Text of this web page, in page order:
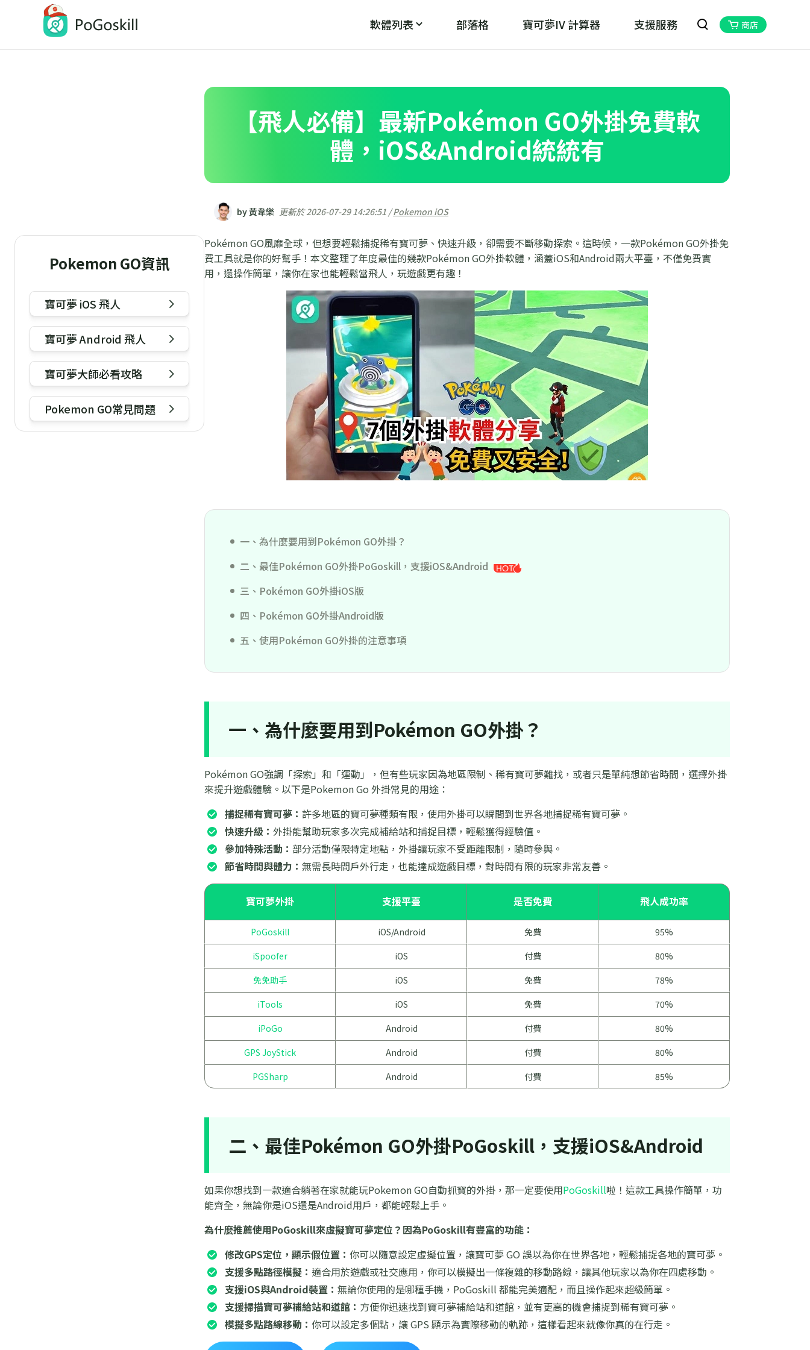
軟體列表
PoGoskill-Pokemon Go定位修改工具
破解「無法偵測目前位置12」 魔物獵人Now的最佳夥伴
部落格 寶可夢IV 計算器 支援服務 商店
Pokemon GO資訊
寶可夢 iOS 飛人
寶可夢 Android 飛人
寶可夢大師必看攻略
Pokemon GO常見問題
【飛人必備】最新Pokémon GO外掛免費軟
體，iOS&Android統統有
by 黃韋樂 更新於 2026-07-29 14:26:51 /Pokemon iOS
Pokémon GO風靡全球，但想要輕鬆捕捉稀有寶可夢、快速升級，卻需要不斷移動探索。這時候，一款Pokémon GO外掛免
費工具就是你的好幫手！本文整理了年度最佳的幾款Pokémon GO外掛軟體，涵蓋iOS和Android兩大平臺，不僅免費實
用，還操作簡單，讓你在家也能輕鬆當飛人，玩遊戲更有趣！
一、為什麼要用到Pokémon GO外掛？
二、最佳Pokémon GO外掛PoGoskill，支援iOS&Android
三、Pokémon GO外掛iOS版
四、Pokémon GO外掛Android版
五、使用Pokémon GO外掛的注意事項
一、為什麼要用到Pokémon GO外掛？
Pokémon GO強調「探索」和「運動」，但有些玩家因為地區限制、稀有寶可夢難找，或者只是單純想節省時間，選擇外掛
來提升遊戲體驗。以下是Pokemon Go 外掛常見的用途：
捕捉稀有寶可夢： 許多地區的寶可夢種類有限，使用外掛可以瞬間到世界各地捕捉稀有寶可夢。
快速升級： 外掛能幫助玩家多次完成補給站和捕捉目標，輕鬆獲得經驗值。
參加特殊活動： 部分活動僅限特定地點，外掛讓玩家不受距離限制，隨時參與。
節省時間與體力： 無需長時間戶外行走，也能達成遊戲目標，對時間有限的玩家非常友善。
寶可夢外掛 支援平臺 是否免費 飛人成功率
PoGoskill iOS/Android 免費
95%
iSpoofer
iOS 付費
80%
免免助手
iOS 免費
78%
iTools
iOS 免費
70%
iPoGo
Android 付費
80%
GPS JoyStick
Android 付費
80%
PGSharp
Android 付費 85%
二、最佳Pokémon GO外掛PoGoskill，支援iOS&Android
如果你想找到一款適合躺著在家就能玩Pokemon GO自動抓寶的外掛，那一定要使用PoGoskill啦！這款工具操作簡單，功
能齊全，無論你是iOS還是Android用戶，都能輕鬆上手。
為什麼推薦使用PoGoskill來虛擬寶可夢定位？因為PoGoskill有豐富的功能：
修改GPS定位，顯示假位置： 你可以隨意設定虛擬位置，讓寶可夢 GO 誤以為你在世界各地，輕鬆捕捉各地的寶可夢。
支援多點路徑模擬： 適合用於遊戲或社交應用，你可以模擬出一條複雜的移動路線，讓其他玩家以為你在四處移動。
支援iOS與Android裝置： 無論你使用的是哪種手機，PoGoskill 都能完美適配，而且操作起來超級簡單。
支援掃描寶可夢補給站和道館： 方便你迅速找到寶可夢補給站和道館，並有更高的機會捕捉到稀有寶可夢。
模擬多點路線移動： 你可以設定多個點，讓 GPS 顯示為實際移動的軌跡，這樣看起來就像你真的在行走。